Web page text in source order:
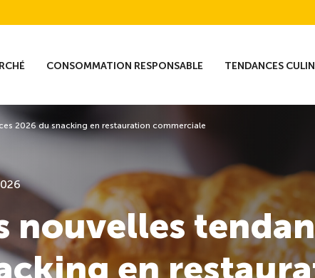
CONSOMMATION RESPONSABLE TENDANCES
nouvelles
en
2026 du snacking en restauration commerciale